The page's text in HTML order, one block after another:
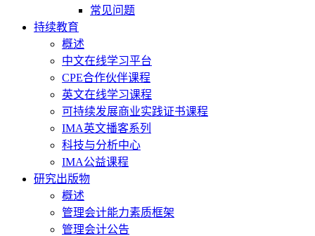
常见问题
持续教育
概述
中文在线学习平台
CPE合作伙伴课程
英文在线学习课程
可持续发展商业实践证书课程
IMA英文播客系列
科技与分析中心
IMA公益课程
研究出版物
概述
管理会计能力素质框架
管理会计公告